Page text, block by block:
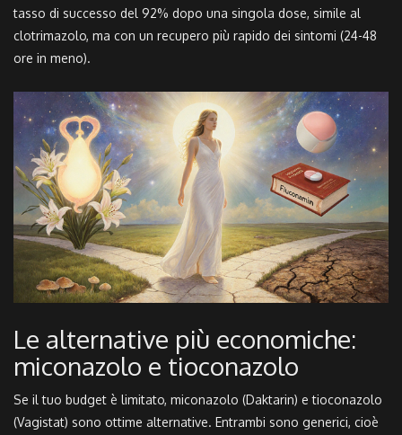
tasso di successo del 92% dopo una singola dose, simile al
clotrimazolo, ma con un recupero più rapido dei sintomi (24-48
ore in meno).
Le alternative più economiche:
miconazolo e tioconazolo
Se il tuo budget è limitato, miconazolo (Daktarin) etioconazolo
(Vagistat) sono ottime alternative. Entrambi sono generici, cioè